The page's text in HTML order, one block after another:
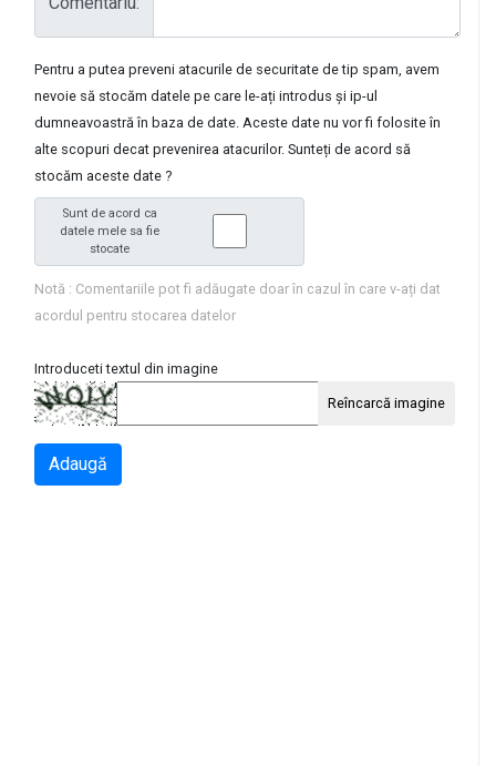
Pentru a putea preveni atacurile de securitate de tip spam, avem
nevoie să stocăm datele pe care le-ați introdus și ip-ul
dumneavoastră în baza de date. Aceste date nu vor fi folosite în
alte scopuri decat prevenirea atacurilor. Sunteți de acord să
stocăm aceste date ?
Sunt de acord ca
datele mele sa fie
stocate
Notă : Comentariile pot fi adăugate doar în cazul în care v-ați dat
acordul pentru stocarea datelor
Introduceti textul din imagine
Reîncarcă imagine
Adaugă